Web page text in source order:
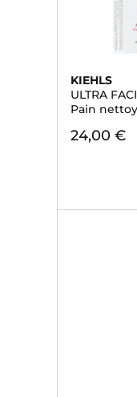
KIEHLS
ULTRA
Pain
24,00 €